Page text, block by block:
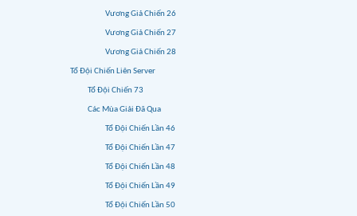
Vương Giả Chiến 26
Vương Giả Chiến 27
Vương Giả Chiến 28
Tổ Đội Chiến Liên Server
Tổ Đội Chiến 73
Các Mùa Giải Đã Qua
Tổ Đội Chiến Lần 46
Tổ Đội Chiến Lần 47
Tổ Đội Chiến Lần 48
Tổ Đội Chiến Lần 49
Tổ Đội Chiến Lần 50